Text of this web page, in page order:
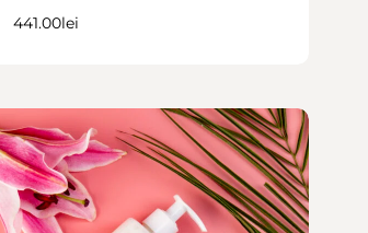
441.00lei